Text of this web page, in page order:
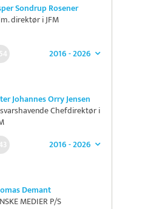
Sondrup Rosener
direktør i JFM
2016 - 2026
Johannes Orry Jensen
Chefdirektør i
2016 - 2026
Demant
MEDIER P/S